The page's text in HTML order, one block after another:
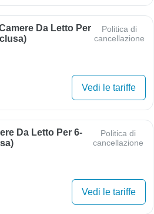
Da Letto Per
Politica di
cancellazione
Vedi le tariffe
Da Letto Per 6-
Politica di
cancellazione
Vedi le tariffe